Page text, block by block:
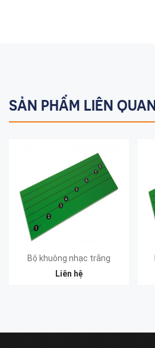
SẢN PHẨM LIÊN QUAN
Bộ khuông nhạc trắng
Liên hệ